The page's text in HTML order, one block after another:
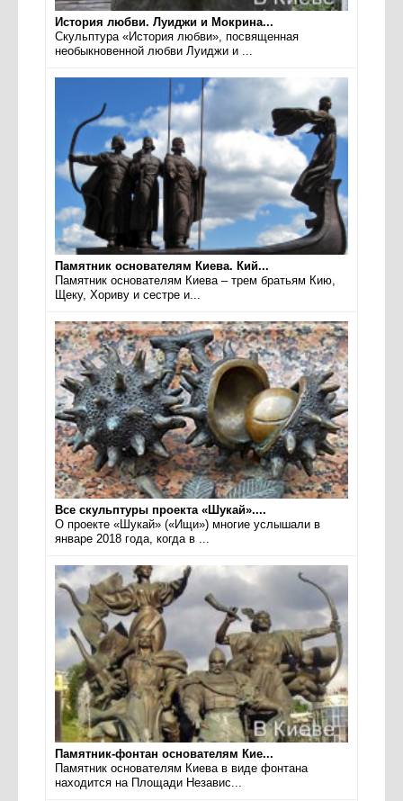
История любви. Луиджи и Мокрина...
Скульптура «История любви», посвященная
необыкновенной любви Луиджи и ...
Памятник основателям Киева. Кий...
Памятник основателям Киева – трем братьям Кию,
Щеку, Хориву и сестре и...
Все скульптуры проекта «Шукай»....
О проекте «Шукай» («Ищи») многие услышали в
январе 2018 года, когда в ...
Памятник-фонтан основателям Кие...
Памятник основателям Киева в виде фонтана
находится на Площади Независ...